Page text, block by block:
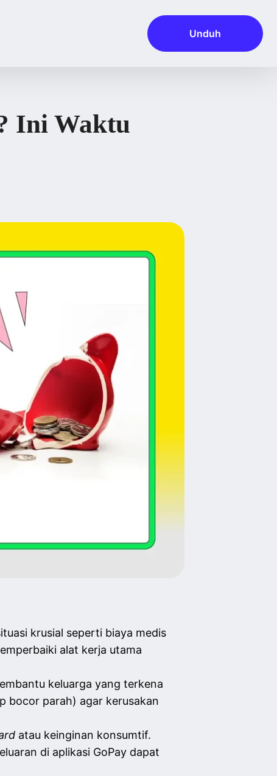
Unduh
Ini Waktu
krusial seperti biaya medis
alat kerja utama
keluarga yang terkena
bocor parah) agar kerusakan
atau keinginan konsumtif.
di aplikasi GoPay dapat